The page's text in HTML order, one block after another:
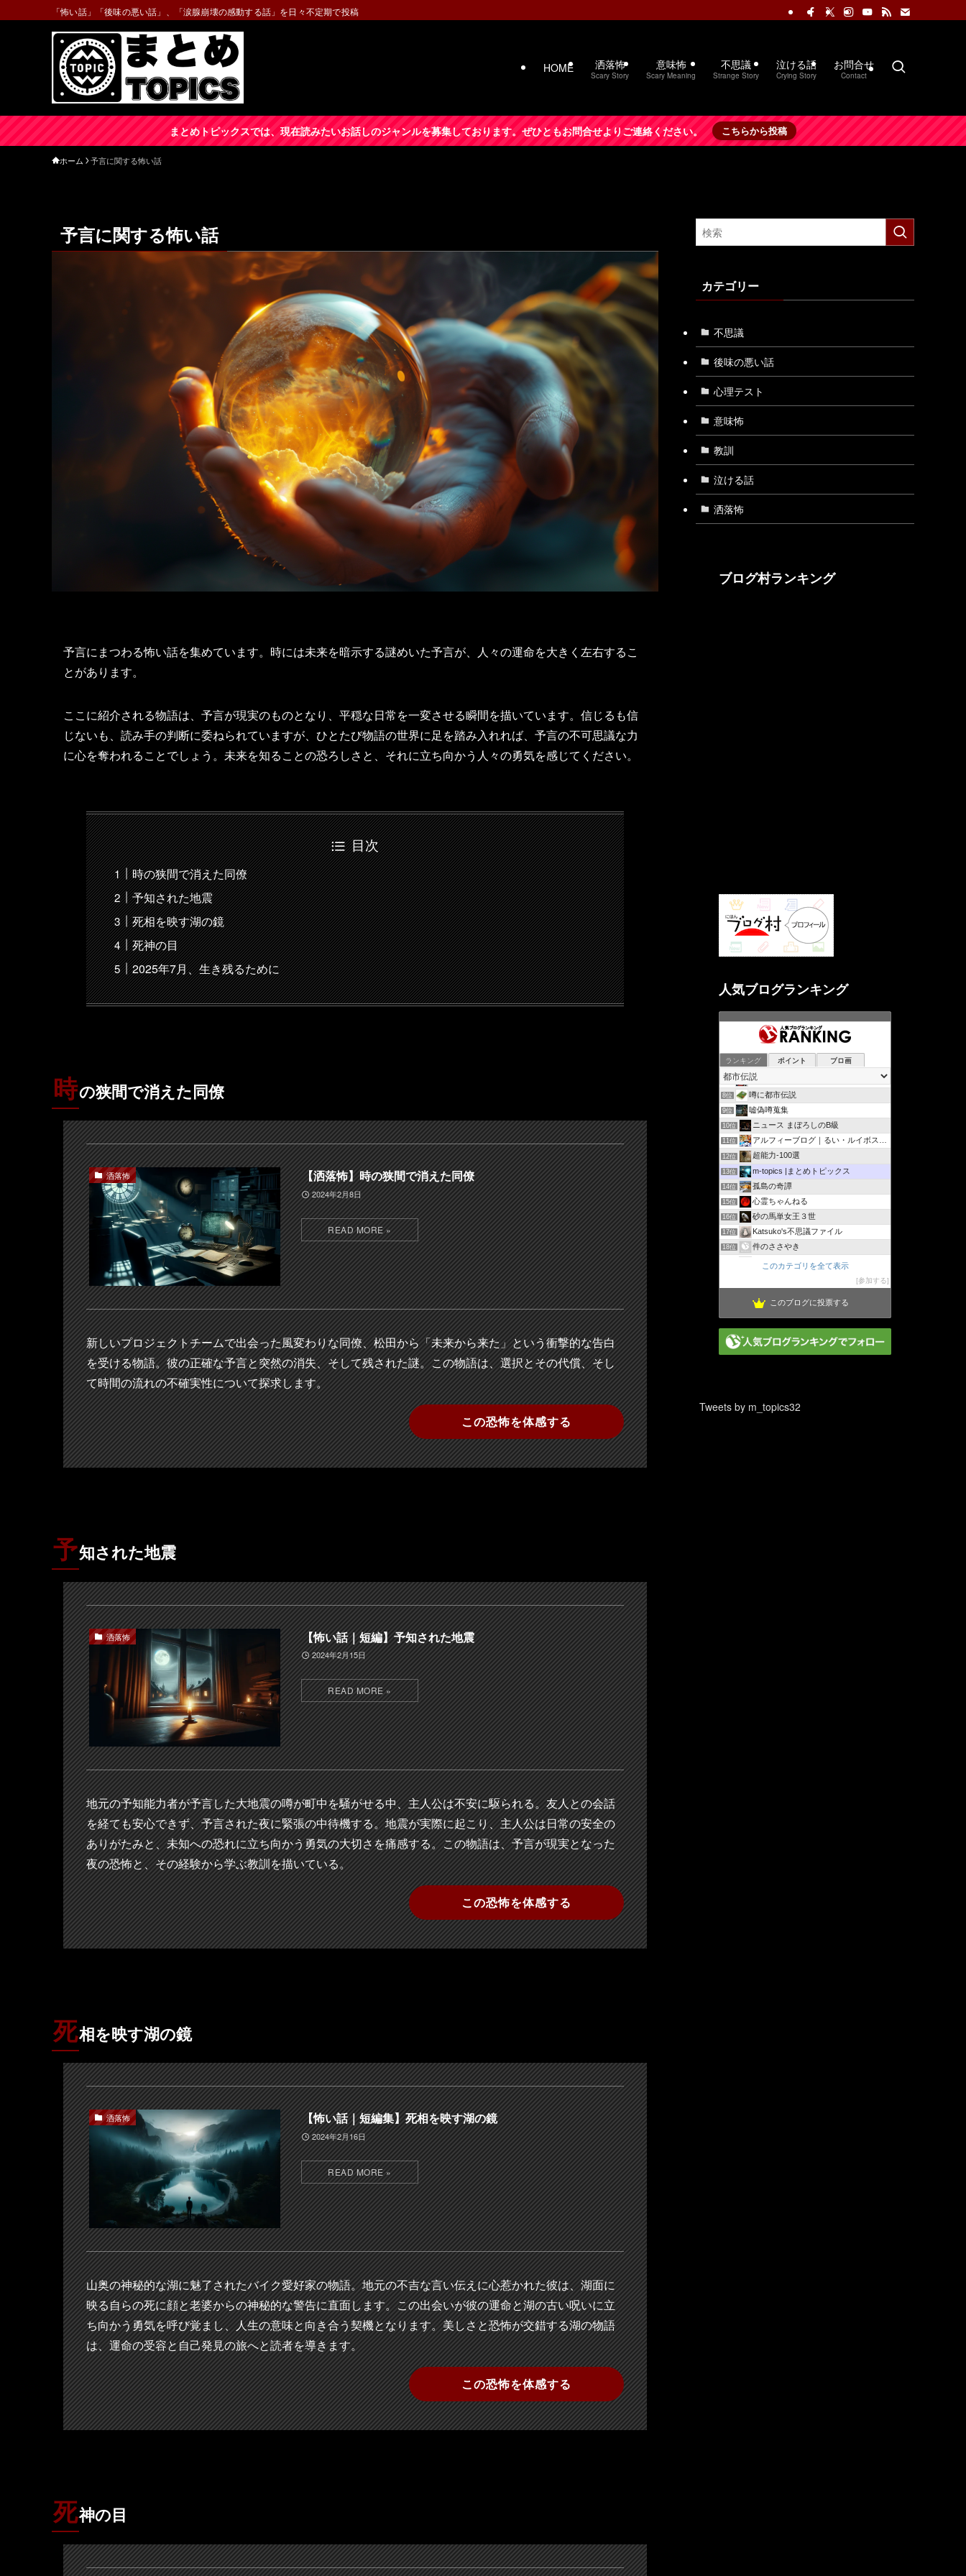
「怖い話」「後味の悪い話」、「涙腺崩壊の感動する話」を日々不定期で投稿
HOME 洒落怖
Scary Story
意味怖
Scary Meaning
不思議
Strange Story
泣ける話
Crying Story
お問合せ
Contact
まとめトピックスでは、現在読みたいお話しのジャンルを募集しております。ぜひともお問合せよりご連絡ください。 こちらから投稿
ホーム 予言に関する怖い話
予言に関する怖い話
予言にまつわる怖い話を集めています。時には未来を暗示する謎めいた予言が、人々の運命を大きく左右するこ
とがあります。
ここに紹介される物語は、予言が現実のものとなり、平穏な日常を一変させる瞬間を描いています。信じるも信
じないも、読み手の判断に委ねられていますが、ひとたび物語の世界に足を踏み入れれば、予言の不可思議な力
に心を奪われることでしょう。未来を知ることの恐ろしさと、それに立ち向かう人々の勇気を感じてください。
目次
時の狭間で消えた同僚
予知された地震
死相を映す湖の鏡
死神の目
2025年7月、生き残るために
時の狭間で消えた同僚
洒落怖 【洒落怖】時の狭間で消えた同僚
2024年2月8日
新しいプロジェクトチームで出会った風変わりな同僚、松田から「未来から来た」という衝撃的な告白
を受ける物語。彼の正確な予言と突然の消失、そして残された謎。この物語は、選択とその代償、そし
て時間の流れの不確実性について探求します。
この恐怖を体感する
予知された地震
洒落怖 【怖い話｜短編】予知された地震
2024年2月15日
地元の予知能力者が予言した大地震の噂が町中を騒がせる中、主人公は不安に駆られる。友人との会話
を経ても安心できず、予言された夜に緊張の中待機する。地震が実際に起こり、主人公は日常の安全の
ありがたみと、未知への恐れに立ち向かう勇気の大切さを痛感する。この物語は、予言が現実となった
夜の恐怖と、その経験から学ぶ教訓を描いている。
この恐怖を体感する
死相を映す湖の鏡
洒落怖 【怖い話｜短編集】死相を映す湖の鏡
2024年2月16日
山奥の神秘的な湖に魅了されたバイク愛好家の物語。地元の不吉な言い伝えに心惹かれた彼は、湖面に
映る自らの死に顔と老婆からの神秘的な警告に直面します。この出会いが彼の運命と湖の古い呪いに立
ち向かう勇気を呼び覚まし、人生の意味と向き合う契機となります。美しさと恐怖が交錯する湖の物語
は、運命の受容と自己発見の旅へと読者を導きます。
この恐怖を体感する
死神の目
カテゴリー
不思議
後味の悪い話
心理テスト
意味怖
教訓
泣ける話
洒落怖
ブログ村ランキング
人気ブログランキング
ランキング ポイント ブロ画
6位 超常ファイル∞
7位 都市伝説☆世界の仕組み速報ちゃんねる
8位 噂に都市伝説
9位 嘘偽噂蒐集
10位 ニュース まぼろしのB級
11位 アルフィーブログ｜るい・ルイボスティー
12位 超能力-100選
13位 m-topics |まとめトピックス
14位 孤島の奇譚
15位 心霊ちゃんねる
16位 砂の馬単女王３世
17位 Katsuko's不思議ファイル
18位 件のささやき
乱読流星
このカテゴリを全て表示
参加する
このブログに投票する
Tweets by m_topics32